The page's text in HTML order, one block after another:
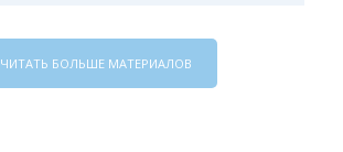
ЧИТАТЬ БОЛЬШЕ МАТЕРИАЛОВ